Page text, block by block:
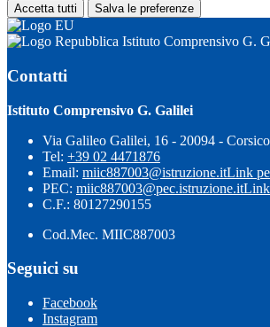
Accetta tutti Salva le preferenze
Istituto Comprensivo G.
Contatti
Istituto Comprensivo G. Galilei
Via Galileo Galilei, 16 - 20094 -
Tel: +39 02 4471876
Email: miic887003@istruzione.itLink
PEC: miic887003@pec.istruzione.itLink
C.F.: 80127290155
Cod.Mec. MIIC887003
Seguici su
Facebook
Instagram